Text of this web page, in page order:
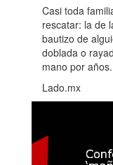
Casi toda
rescatar: la de
bautizo de
doblada o
mano por años.
Lado.mx